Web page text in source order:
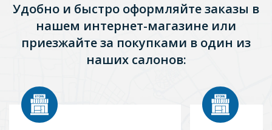
Удобно и быстро оформляйте заказы в
нашем интернет-магазине или
приезжайте за покупками в один из
наших салонов: